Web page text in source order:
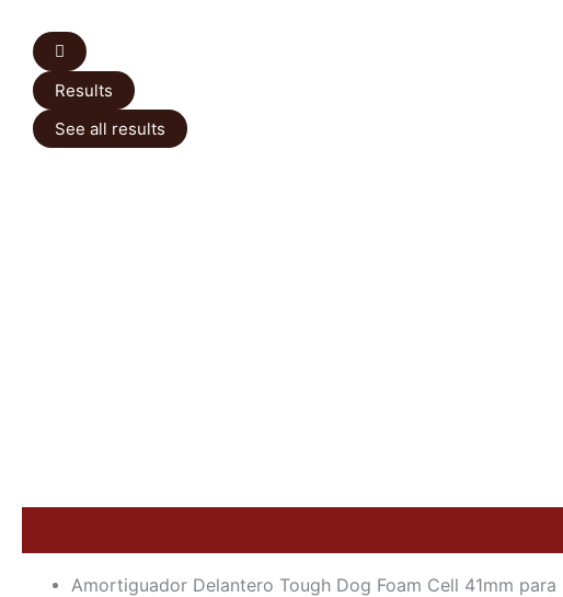
Results
See all results
Amortiguador Delantero Tough Dog Foam Cell 41mm para